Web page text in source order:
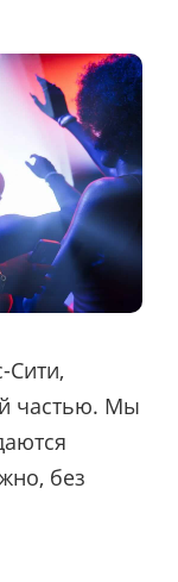
Сити,
частью. Мы
без